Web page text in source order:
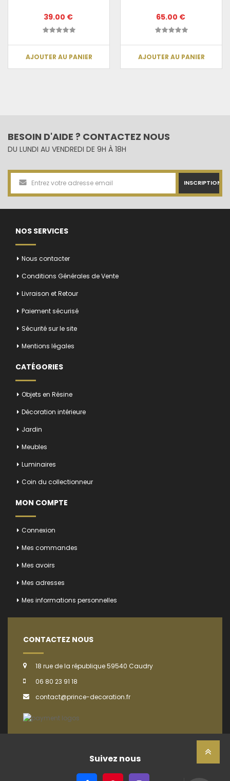
39.00 €
AJOUTER AU PANIER
65.00 €
AJOUTER AU PANIER
BESOIN D'AIDE ? CONTACTEZ NOUS
DU LUNDI AU VENDREDI DE 9H À 18H
INSCRIPTION
NOS SERVICES
Nous contacter
Conditions Générales de Vente
Livraison et Retour
Paiement sécurisé
Sécurité sur le site
Mentions légales
CATÉGORIES
Objets en Résine
Décoration intérieure
Jardin
Meubles
Luminaires
Coin du collectionneur
MON COMPTE
Connexion
Mes commandes
Mes avoirs
Mes adresses
Mes informations personnelles
CONTACTEZ NOUS
18 rue de la république 59540 Caudry
06 80 23 91 18
contact@prince-decoration.fr
Suivez nous